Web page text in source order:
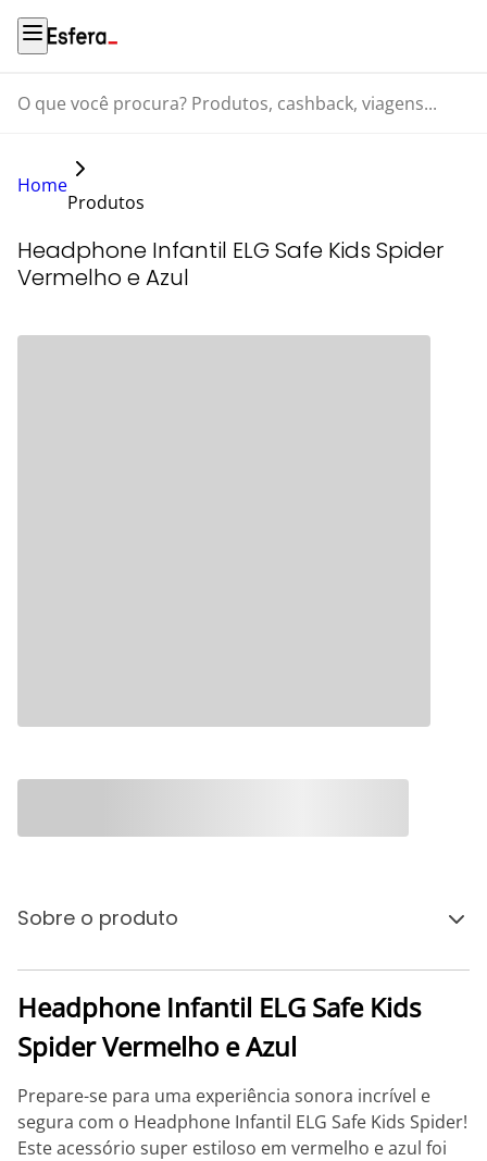
O que você procura? Produtos, cashback, viagens...
Home
Produtos
Headphone Infantil ELG Safe Kids Spider
Vermelho e Azul
Sobre o produto
Headphone Infantil ELG Safe Kids
Spider Vermelho e Azul
Prepare-se para uma experiência sonora incrível e
segura com o Headphone Infantil ELG Safe Kids Spider!
Este acessório super estiloso em vermelho e azul foi